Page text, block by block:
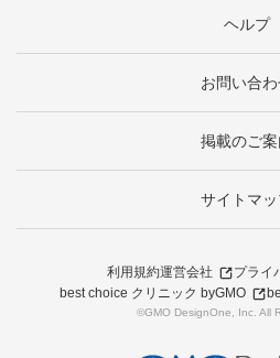
ヘルプ
お問い合
掲載のご案
サイトマ
利用規約運営会社
プライ
best choice クリニック byGMO
©GMO DesignOne, Inc. All